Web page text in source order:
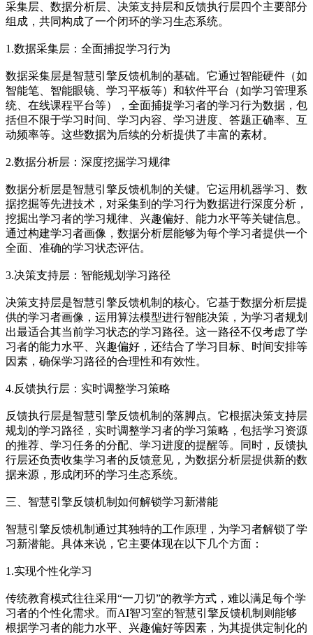
采集层、数据分析层、决策支持层和反馈执行层四个主要部分
组成，共同构成了一个闭环的学习生态系统。
1.数据采集层：全面捕捉学习行为
数据采集层是智慧引擎反馈机制的基础。它通过智能硬件（如
智能笔、智能眼镜、学习平板等）和软件平台（如学习管理系
统、在线课程平台等），全面捕捉学习者的学习行为数据，包
括但不限于学习时间、学习内容、学习进度、答题正确率、互
动频率等。这些数据为后续的分析提供了丰富的素材。
2.数据分析层：深度挖掘学习规律
数据分析层是智慧引擎反馈机制的关键。它运用机器学习、数
据挖掘等先进技术，对采集到的学习行为数据进行深度分析，
挖掘出学习者的学习规律、兴趣偏好、能力水平等关键信息。
通过构建学习者画像，数据分析层能够为每个学习者提供一个
全面、准确的学习状态评估。
3.决策支持层：智能规划学习路径
决策支持层是智慧引擎反馈机制的核心。它基于数据分析层提
供的学习者画像，运用算法模型进行智能决策，为学习者规划
出最适合其当前学习状态的学习路径。这一路径不仅考虑了学
习者的能力水平、兴趣偏好，还结合了学习目标、时间安排等
因素，确保学习路径的合理性和有效性。
4.反馈执行层：实时调整学习策略
反馈执行层是智慧引擎反馈机制的落脚点。它根据决策支持层
规划的学习路径，实时调整学习者的学习策略，包括学习资源
的推荐、学习任务的分配、学习进度的提醒等。同时，反馈执
行层还负责收集学习者的反馈意见，为数据分析层提供新的数
据来源，形成闭环的学习生态系统。
三、智慧引擎反馈机制如何解锁学习新潜能
智慧引擎反馈机制通过其独特的工作原理，为学习者解锁了学
习新潜能。具体来说，它主要体现在以下几个方面：
1.实现个性化学习
传统教育模式往往采用“一刀切”的教学方式，难以满足每个学
习者的个性化需求。而AI智习室的智慧引擎反馈机制则能够
根据学习者的能力水平、兴趣偏好等因素，为其提供定制化的